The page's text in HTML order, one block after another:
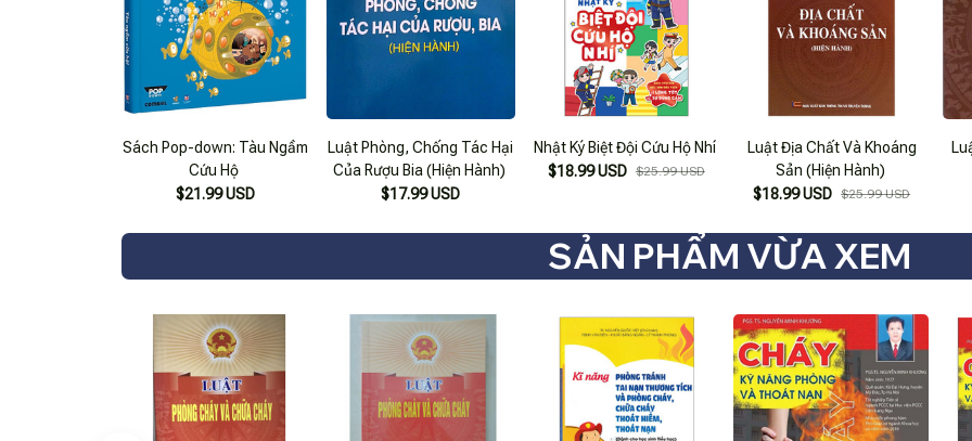
Sách Pop-down: Tàu Ngầm
Cứu Hộ
$21.99 USD
Luật Phòng, Chống Tác Hại
Của Rượu Bia (Hiện Hành)
$17.99 USD
Nhật Ký Biệt Đội Cứu Hộ Nhí
$18.99 USD $25.99 USD
Luật Địa Chất Và Khoáng
Sản (Hiện Hành)
$18.99 USD $25.99 USD
SẢN PHẨM VỪA XEM